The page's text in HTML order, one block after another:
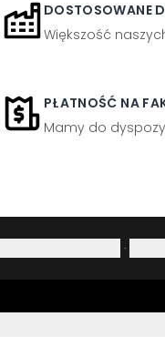
DOSTOSOWANE
Większość
PŁATNOŚĆ NA
Mamy do
·